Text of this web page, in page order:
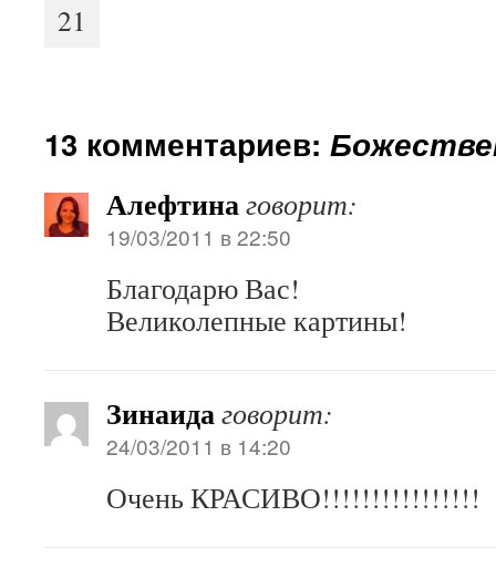
21
13 комментариев:
Алефтинаговорит:
19/03/2011 в 22:50
Благодарю Вас!
Великолепные картины!
Зинаидаговорит:
24/03/2011 в 14:20
Очень КРАСИВО!!!!!!!!!!!!!!!!